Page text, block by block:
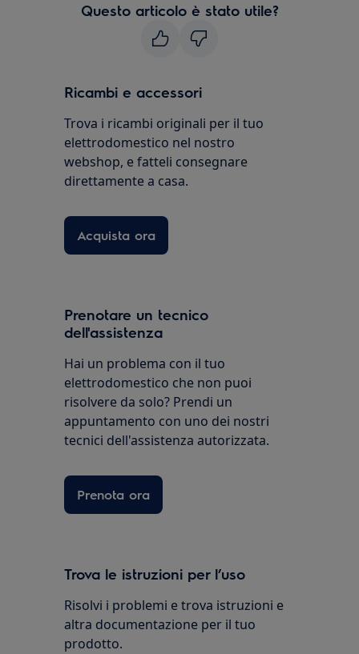
Questo articolo è stato utile?
Ricambi e accessori
Trova i ricambi originali per il tuo
elettrodomestico nel nostro
webshop, e fatteli consegnare
direttamente a casa.
Acquista ora
Prenotare un tecnico
dell'assistenza
Hai un problema con il tuo
elettrodomestico che non puoi
risolvere da solo? Prendi un
appuntamento con uno dei nostri
tecnici dell'assistenza autorizzata.
Prenota ora
Trova le istruzioni per l’uso
Risolvi i problemi e trova istruzioni e
altra documentazione per il tuo
prodotto.